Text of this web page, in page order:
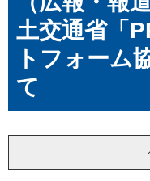
土交通省「
トフォーム
て